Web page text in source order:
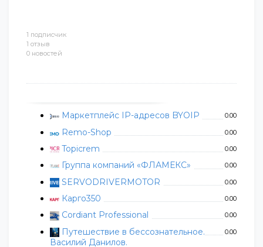
1 подписчик
1 отзыв
0 новостей
Маркетплейс IP-адресов BYOIP 0.00
Remo-Shop 0.00
Topicrem 0.00
Группа компаний «ФЛАМЕКС» 0.00
SERVODRIVERMOTOR 0.00
Карго350 0.00
Cordiant Professional 0.00
Путешествие в бессознательное.
Василий Данилов.
0.00